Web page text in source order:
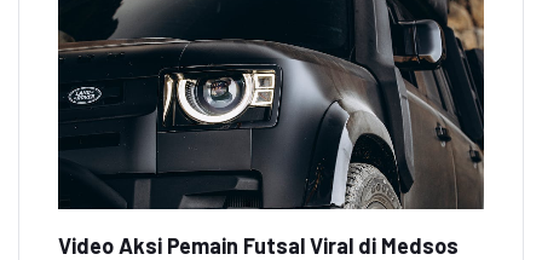
Video Aksi Pemain Futsal Viral di Medsos